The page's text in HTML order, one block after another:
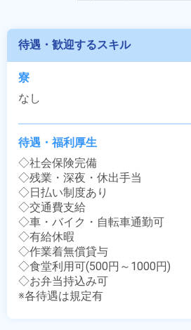
待遇・歓迎するスキル
寮
なし
待遇・福利厚生
◇社会保険完備
◇残業・深夜・休出手当
◇日払い制度あり
◇交通費支給
◇車・バイク・自転車通勤可
◇有給休暇
◇作業着無償貸与
◇食堂利用可(500円～1000円)
◇お弁当持込み可
※各待遇は規定有